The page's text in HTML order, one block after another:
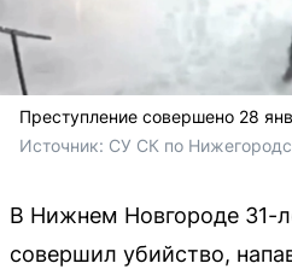
Преступление совершено 28
Источник: СУ СК по
В Нижнем Новгороде 31-
совершил убийство,